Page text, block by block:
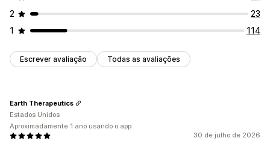
2
23
1
114
Escrever avaliação Todas as avaliações
30 de julho de 2026
Earth Therapeutics
Estados Unidos
Aproximadamente 1 ano usando o app